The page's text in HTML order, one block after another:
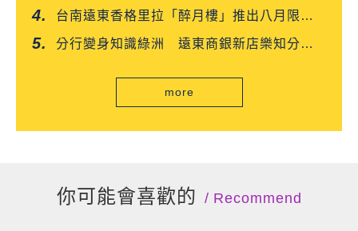
沙屯媽平安箱
台南遠東香格里拉「醉月樓」推出八月限定
「功夫新菜嘗鮮優惠」
分行變身知識綠洲 遠東商銀新店樂知分行
more
你可能會喜歡的 Recommend